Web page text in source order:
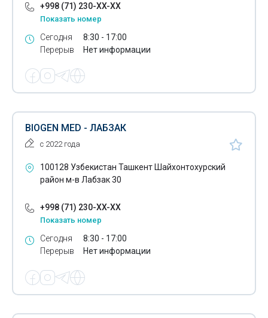
+998 (71) 230-XX-XX
Показать номер
Сегодня
Перерыв
8:30 - 17:00
Нет информации
BIOGEN MED - ЛАБЗАК
с 2022 года
100128 Узбекистан Ташкент Шайхонтохурский
район м-в Лабзак 30
+998 (71) 230-XX-XX
Показать номер
Сегодня
Перерыв
8:30 - 17:00
Нет информации